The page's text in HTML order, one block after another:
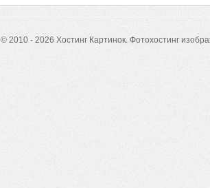
© 2010 - 2026 Хостинг Картинок. Фотохостинг